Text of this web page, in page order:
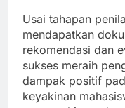
Usai tahapan
mendapatkan
rekomendasi dan
sukses meraih
dampak positif
keyakinan